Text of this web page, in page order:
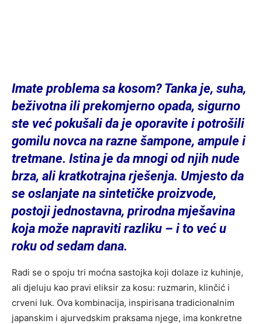
Imate problema sa kosom? Tanka je, suha,
beživotna ili prekomjerno opada, sigurno
ste već pokušali da je oporavite i potrošili
gomilu novca na razne šampone, ampule i
tretmane. Istina je da mnogi od njih nude
brza, ali kratkotrajna rješenja. Umjesto da
se oslanjate na sintetičke proizvode,
postoji jednostavna, prirodna mješavina
koja može napraviti razliku – i to već u
roku od sedam dana.
Radi se o spoju tri moćna sastojka koji dolaze iz kuhinje,
ali djeluju kao pravi eliksir za kosu: ruzmarin, klinčić i
crveni luk. Ova kombinacija, inspirisana tradicionalnim
japanskim i ajurvedskim praksama njege, ima konkretne